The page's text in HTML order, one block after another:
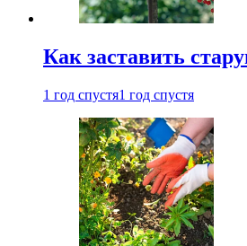
Как заставить
1 год спустя1 год спустя